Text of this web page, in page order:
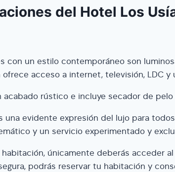
del Hotel Los
con un estilo contemporáneo son
acceso a internet, televisión, LDC
acabado rústico e incluye secador de
una evidente expresión del lujo para
y un servicio experimentado y
habitación, únicamente deberás acceder
podrás reservar tu habitación y